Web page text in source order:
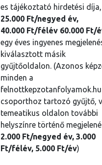
es tájékoztató hirdetési díja,
25.000 Ft/negyed év,
40.000 Ft/félév 60.000 Ft/
egy éves ingyenes
kiválasztott másik
gyűjtőoldalon. (Azonos
minden a
felnottkepzotanfolyamok.hu
csoporthoz tartozó gyűjtő,
temeatikus oldalon további
helyszínre történő
2.000 Ft/negyed év, 3.000
Ft/félév, 5.000 Ft/év)